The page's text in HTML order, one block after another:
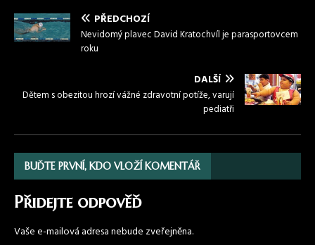
PŘEDCHOZÍ
Nevidomý plavec David Kratochvíl je parasportovcem
roku
DALŠÍ
Dětem s obezitou hrozí vážné zdravotní potíže, varují
pediatři
BUĎTE PRVNÍ, KDO VLOŽÍ KOMENTÁŘ
Přidejte odpověď
Vaše e-mailová adresa nebude zveřejněna.